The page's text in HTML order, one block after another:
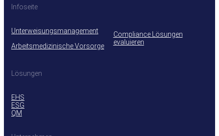
Infoseite
Unterweisungsmanagement
Arbeitsmedizinische Vorsorge
Compliance Lösungen
evaluieren
Lösungen
EHS
ESG
QM